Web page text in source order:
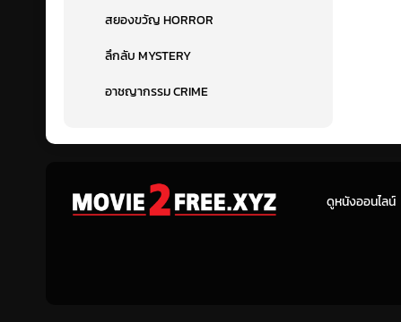
สยองขวัญ HORROR
ลึกลับ MYSTERY
อาชญากรรม CRIME
ดูหนังออนไลน์